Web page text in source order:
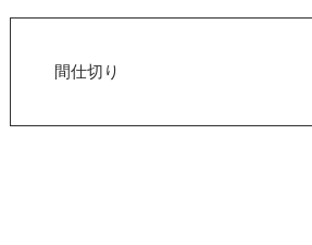
間仕切り